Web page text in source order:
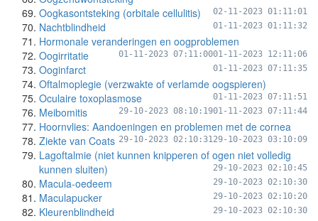
Oogkasontsteking (orbitale cellulitis) 02-11-2023 01:11:01
Nachtblindheid 01-11-2023 01:11:32
Hormonale veranderingen en oogproblemen
01-11-2023 12:11:06
Oogirritatie 01-11-2023 07:11:00
Ooginfarct 01-11-2023 07:11:35
Oftalmoplegie (verzwakte of verlamde oogspieren)
01-11-2023 07:11:51
Oculaire toxoplasmose
01-11-2023 07:11:44
Meibomitis 29-10-2023 08:10:19
Hoornvlies: Aandoeningen en problemen met de cornea
29-10-2023 03:10:09
Ziekte van Coats 29-10-2023 02:10:31
Lagoftalmie (niet kunnen knipperen of ogen niet volledig
kunnen sluiten)
29-10-2023 02:10:45
Macula-oedeem 29-10-2023 02:10:30
Maculapucker 29-10-2023 02:10:20
Kleurenblindheid 29-10-2023 02:10:30